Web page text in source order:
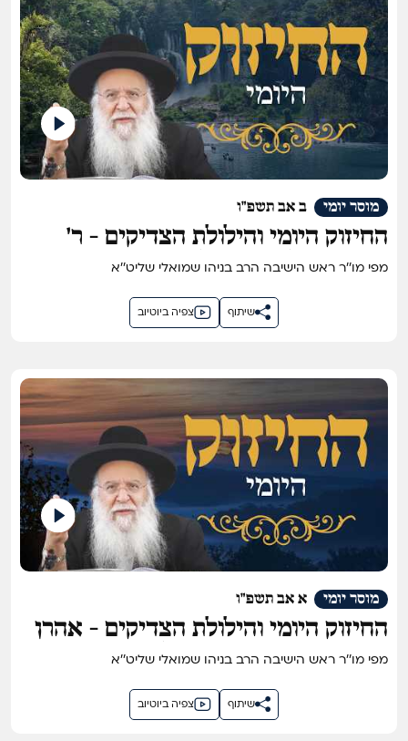
ב אב תשפ"ו מוסר יומי
החיזוק היומי והילולת הצדיקים - ר'
שריה דביליצקי זצ"ל
מפי מו''ר ראש הישיבה הרב בניהו שמואלי שליט''א
צפיה ביוטיוב שיתוף
א אב תשפ"ו מוסר יומי
החיזוק היומי והילולת הצדיקים - אהרן
הכהן, רבי יוסף זרוק זצ"ל
מפי מו''ר ראש הישיבה הרב בניהו שמואלי שליט''א
צפיה ביוטיוב שיתוף